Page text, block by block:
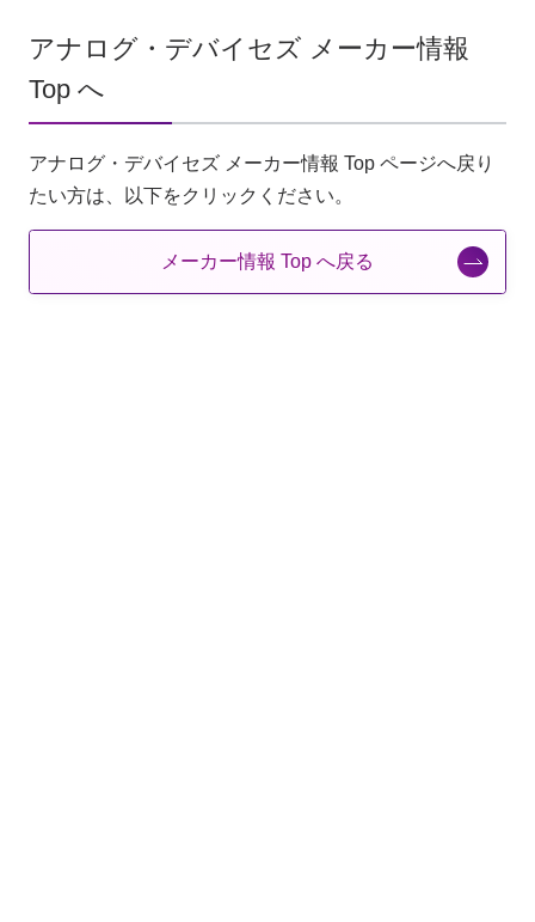
アナログ・デバイセズ メーカー情報
Top へ
アナログ・デバイセズ メーカー情報 Top ページへ戻り
たい方は、以下をクリックください。
メーカー情報 Top へ戻る